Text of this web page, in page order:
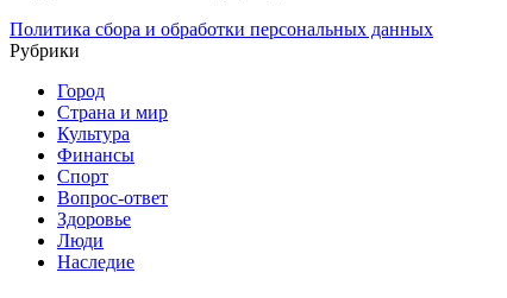
Политика сбора и обработки персональных данных
Рубрики
Город
Страна и мир
Культура
Финансы
Спорт
Вопрос-ответ
Здоровье
Люди
Наследие